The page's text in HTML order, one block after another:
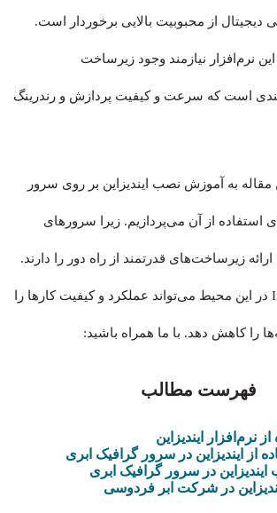
دیجیتال از محبوبیت بالایی برخوردار است.
نرم‌افزار نیازمند وجود زیرساخت
است که سرعت و کیفیت پردازش و رندرینگ
مقاله به آموزش نصب ایندیزاین بر روی سرور
استفاده از آن می‌پردازیم. زیرا سرورهای
زیرساخت‌های قدرتمند از راه دور را دارند.
استفاده از InDesign در این محیط می‌تواند عملکرد و کیفیت کارها را
را کاهش دهد. با ما همراه باشید:
فهرست مطالب
نرم‌افزار ایندیزاین
از ایندیزاین در سرور گرافیک ابری
در سرور گرافیک ابری
در شرکت ابر فردوسی